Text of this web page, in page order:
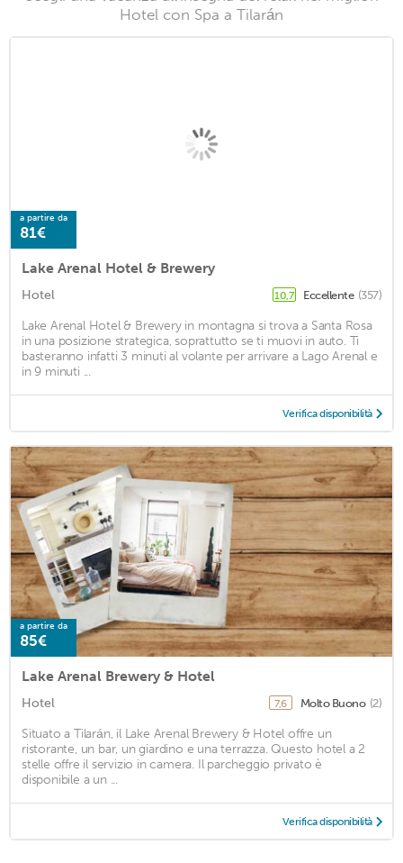
Hotel con Spa a Tilarán
a partire da
81€
Lake Arenal Hotel & Brewery
Hotel 10,7 Eccellente (357)
Lake Arenal Hotel & Brewery in montagna si trova a Santa Rosa
in una posizione strategica, soprattutto se ti muovi in auto. Ti
basteranno infatti 3 minuti al volante per arrivare a Lago Arenal e
in 9 minuti ...
Verifica disponibilità
a partire da
85€
Lake Arenal Brewery & Hotel
Hotel 7,6 Molto Buono (2)
Situato a Tilarán, il Lake Arenal Brewery & Hotel offre un
ristorante, un bar, un giardino e una terrazza. Questo hotel a 2
stelle offre il servizio in camera. Il parcheggio privato è
disponibile a un ...
Verifica disponibilità